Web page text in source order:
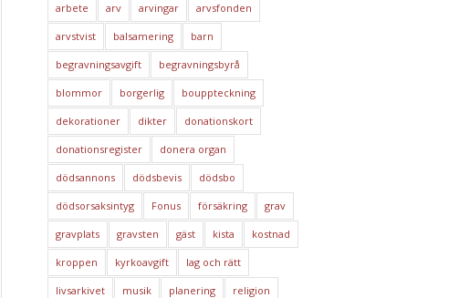
arbete arv arvingar arvsfonden
arvstvist balsamering barn
begravningsavgift begravningsbyrå
blommor borgerlig bouppteckning
dekorationer dikter donationskort
donationsregister donera organ
dödsannons dödsbevis dödsbo
dödsorsaksintyg Fonus försäkring grav
gravplats gravsten gäst kista kostnad
kroppen kyrkoavgift lag och rätt
livsarkivet musik planering religion